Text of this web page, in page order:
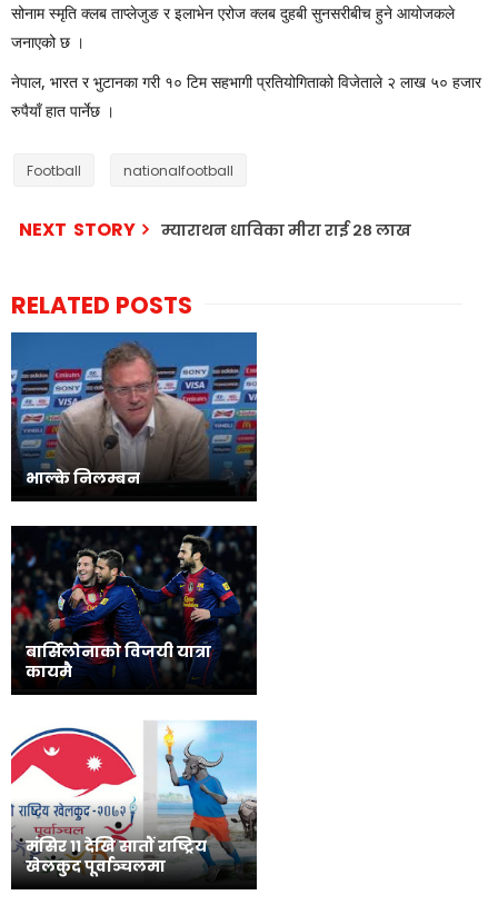
सोनाम स्मृति क्लब ताप्लेजुङ र इलाभेन एरोज क्लब दुहबी सुनसरीबीच हुने आयोजकले
जनाएको छ ।
नेपाल, भारत र भुटानका गरी १० टिम सहभागी प्रतियोगिताको विजेताले २ लाख ५० हजार
रुपैयाँ हात पार्नेछ ।
Football nationalfootball
NEXT STORY म्याराथन धाविका मीरा राई २८ लाख
RELATED POSTS
भाल्के निलम्बन
बार्सिलोनाको विजयी यात्रा
कायमै
मंसिर ११ देखि सातौं राष्ट्रिय
खेलकुद पूर्वाञ्चलमा